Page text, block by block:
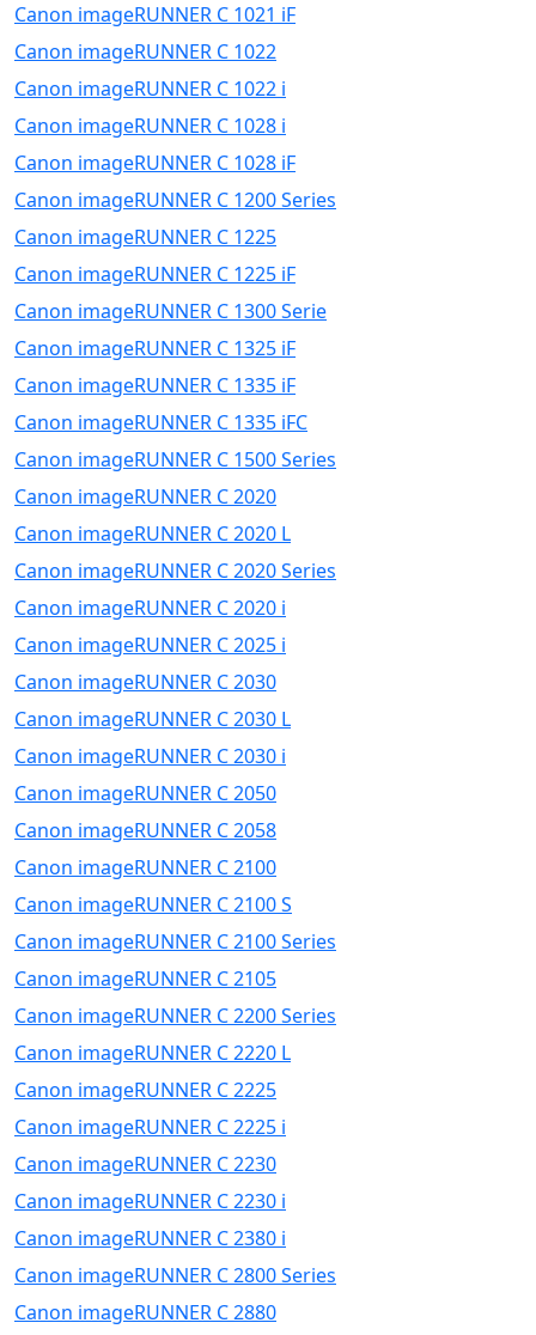
Canon imageRUNNER C 1021 iF
Canon imageRUNNER C 1022
Canon imageRUNNER C 1022 i
Canon imageRUNNER C 1028 i
Canon imageRUNNER C 1028 iF
Canon imageRUNNER C 1200 Series
Canon imageRUNNER C 1225
Canon imageRUNNER C 1225 iF
Canon imageRUNNER C 1300 Serie
Canon imageRUNNER C 1325 iF
Canon imageRUNNER C 1335 iF
Canon imageRUNNER C 1335 iFC
Canon imageRUNNER C 1500 Series
Canon imageRUNNER C 2020
Canon imageRUNNER C 2020 L
Canon imageRUNNER C 2020 Series
Canon imageRUNNER C 2020 i
Canon imageRUNNER C 2025 i
Canon imageRUNNER C 2030
Canon imageRUNNER C 2030 L
Canon imageRUNNER C 2030 i
Canon imageRUNNER C 2050
Canon imageRUNNER C 2058
Canon imageRUNNER C 2100
Canon imageRUNNER C 2100 S
Canon imageRUNNER C 2100 Series
Canon imageRUNNER C 2105
Canon imageRUNNER C 2200 Series
Canon imageRUNNER C 2220 L
Canon imageRUNNER C 2225
Canon imageRUNNER C 2225 i
Canon imageRUNNER C 2230
Canon imageRUNNER C 2230 i
Canon imageRUNNER C 2380 i
Canon imageRUNNER C 2800 Series
Canon imageRUNNER C 2880